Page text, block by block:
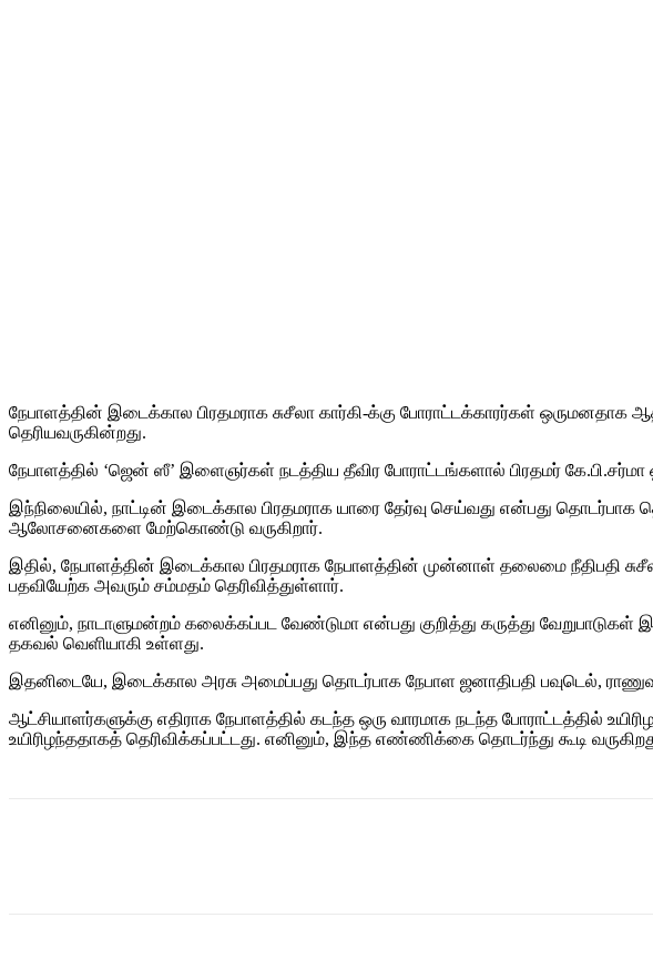
நேபாளத்தின் இடைக்கால பிரதமராக சுசீலா கார்கி-க்கு போராட்டக்காரர்கள்
தெரியவருகின்றது.
நேபாளத்தில் ‘ஜென் ஸீ’ இளைஞர்​கள் நடத்​திய தீவிர போராட்​டங்​களால் பிரதமர்
இந்நிலையில், நாட்டின் இடைக்கால பிரதமராக யாரை தேர்வு செய்வது என்பது
ஆலோசனைகளை மேற்கொண்டு வருகிறார்.
இதில், நேபாளத்தின் இடைக்கால பிரதமராக நேபாளத்தின் முன்னாள் தலைமை நீதிபதி
பதவியேற்க அவரும் சம்மதம் தெரிவித்துள்ளார்.
எனினும், நாடாளுமன்றம் கலைக்கப்பட வேண்டுமா என்பது குறித்து கருத்து
தகவல் வெளியாகி உள்ளது.
இதனிடையே, இடைக்கால அரசு அமைப்பது தொடர்பாக நேபாள ஜனாதிபதி பவுடெல்,
ஆட்சியாளர்களுக்கு எதிராக நேபாளத்தில் கடந்த ஒரு வாரமாக நடந்த போராட்டத்தில்
உயிரிழந்ததாகத் தெரிவிக்கப்பட்டது. எனினும், இந்த எண்ணிக்கை தொடர்ந்து கூடி